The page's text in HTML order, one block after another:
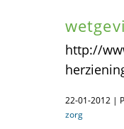
http://
22-01-2012 |
zorg